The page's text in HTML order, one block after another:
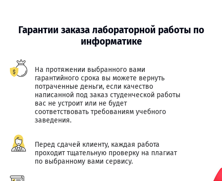
Гарантии заказа лабораторной работы по
информатике
На протяжении выбранного вами
гарантийного срока вы можете вернуть
потраченные деньги, если качество
написанной под заказ студенческой работы
вас не устроит или не будет
соответствовать требованиям учебного
заведения.
Перед сдачей клиенту, каждая работа
проходит тщательную проверку на плагиат
по выбранному вами сервису.